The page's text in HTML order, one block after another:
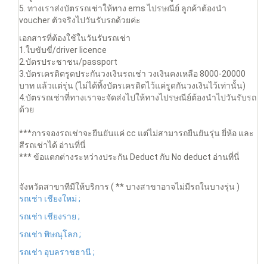
5. ทางเราส่งบัตรรถเช่าให้ทาง ems ไปรษณีย์ ลูกค้าต้องนำ
voucher ตัวจริงไปวันรับรถด้วยค่ะ
เอกสารที่ต้องใช้ในวันรับรถเช่า
1.ใบขับขี่/driver licence
2.บัตรประชาชน/passport
3.บัตรเครดิตรูดประกันวงเงินรถเช่า วงเงินคงเหลือ 8000-20000
บาท แล้วแต่รุ่น (ไม่ได้ทิ้งบัตรเครดิตไว้แค่รูดกันวงเงินไว้เท่านั้น)
4.บัตรรถเช่าที่ทางเราจะจัดส่งไปให้ทางไปรษณีย์ต้องนำไปวันรับรถ
ด้วย
***การจองรถเช่าจะยืนยันแค่ cc แต่ไม่สามารถยืนยันรุ่น ยี่ห้อ และ
สีรถเช่าได้ อ่านที่นี่
*** ข้อแตกต่างระหว่างประกัน Deduct กับ No deduct อ่านที่นี่
จังหวัดสาขาทีมีให้บริการ ( ** บางสาขาอาจไม่มีรถในบางรุ่น )
รถเช่า เชียงใหม่ ;
รถเช่า เชียงราย ;
รถเช่า พิษณุโลก ;
รถเช่า อุบลราชธานี ;